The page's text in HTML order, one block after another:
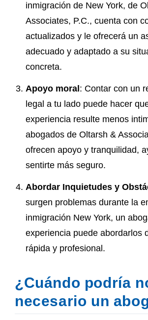
inmigración de New York, de
Associates, P.C., cuenta con
actualizados y le ofrecerá un
adecuado y adaptado a su
concreta.
Apoyo moral : Contar con un
legal a tu lado puede hacer
experiencia resulte menos
abogados de Oltarsh &
ofrecen apoyo y tranquilidad,
sentirte más seguro.
Abordar Inquietudes y
surgen problemas durante la
inmigración New York, un
experiencia puede abordarlos
rápida y profesional.
¿Cuándo podría
necesario un